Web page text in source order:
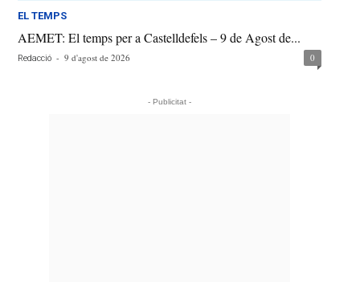
EL TEMPS
AEMET: El temps per a Castelldefels – 9 de Agost de...
Redacció - 9 d'agost de 2026 0
- Publicitat -